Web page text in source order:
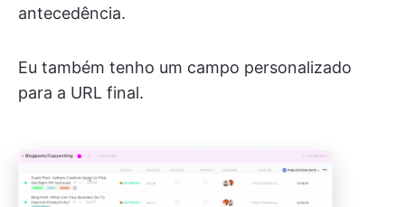
antecedência.
Eu também tenho um campo personalizado
para a URL final.